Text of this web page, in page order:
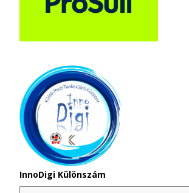
InnoDigi Különszám